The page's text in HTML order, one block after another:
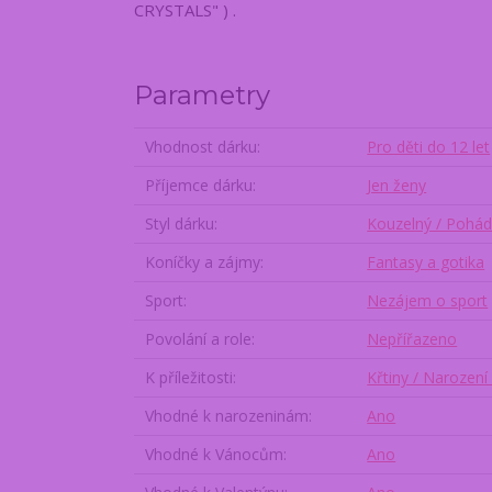
CRYSTALS" ) .
Parametry
Vhodnost dárku
Pro děti do 12 let
Příjemce dárku
Jen ženy
Styl dárku
Kouzelný /
Koníčky a zájmy
Fantasy a gotika
Sport
Nezájem o sport
Povolání a role
Nepřířazeno
K příležitosti
Křtiny / Narození
Vhodné k narozeninám
Ano
Vhodné k Vánocům
Ano